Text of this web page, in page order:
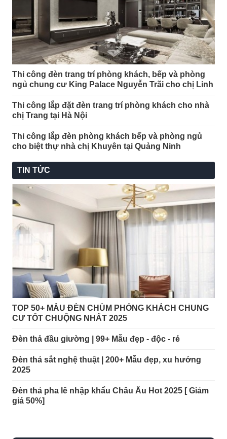
Thi công đèn trang trí phòng khách, bếp và phòng
ngủ chung cư King Palace Nguyễn Trãi cho chị Linh
Thi công lắp đặt đèn trang trí phòng khách cho nhà
chị Trang tại Hà Nội
Thi công lắp đèn phòng khách bếp và phòng ngủ
cho biệt thự nhà chị Khuyên tại Quảng Ninh
TIN TỨC
TOP 50+ MẪU ĐÈN CHÙM PHÒNG KHÁCH CHUNG
CƯ TỐT CHUỘNG NHẤT 2025
Đèn thả đầu giường | 99+ Mẫu đẹp - độc - rẻ
Đèn thả sắt nghệ thuật | 200+ Mẫu đẹp, xu hướng
2025
Đèn thả pha lê nhập khẩu Châu Âu Hot 2025 [ Giảm
giá 50%]